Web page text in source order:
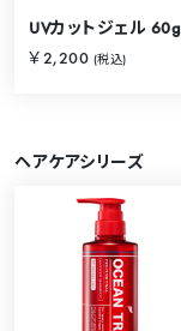
UVカットジェル 60g
￥2,200 (税込)
ヘアケアシリーズ